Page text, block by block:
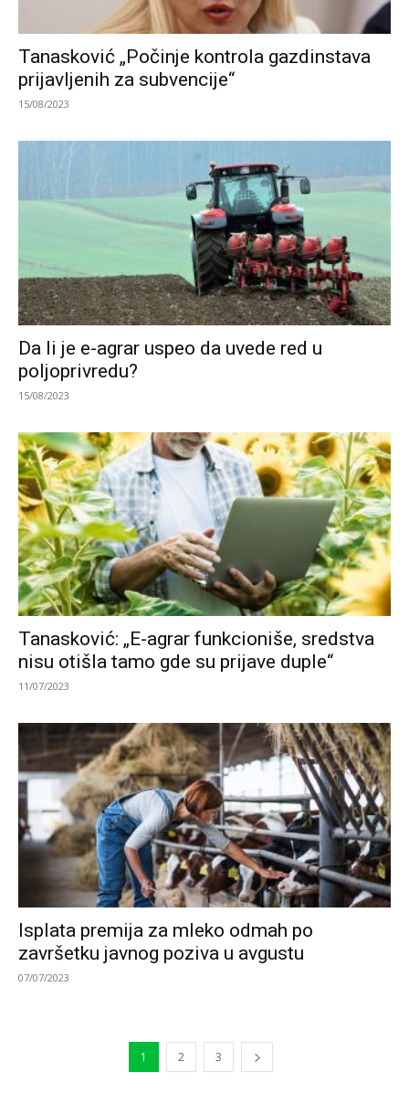
Tanasković „Počinje kontrola gazdinstava
prijavljenih za subvencije“
15/08/2023
Da li je e-agrar uspeo da uvede red u
poljoprivredu?
15/08/2023
Tanasković: „E-agrar funkcioniše, sredstva
nisu otišla tamo gde su prijave duple“
11/07/2023
Isplata premija za mleko odmah po
završetku javnog poziva u avgustu
07/07/2023
1 2 3